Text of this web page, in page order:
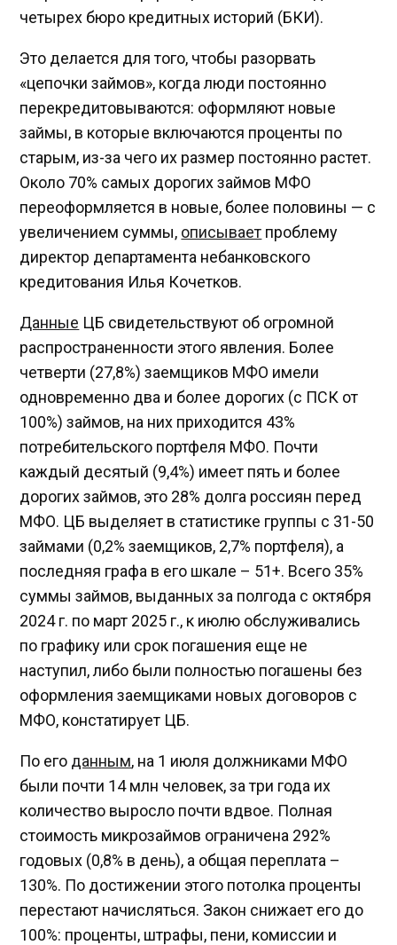
четырех бюро кредитных историй (БКИ).
Это делается для того, чтобы разорвать
«цепочки займов», когда люди постоянно
перекредитовываются: оформляют новые
займы, в которые включаются проценты по
старым, из-за чего их размер постоянно растет.
Около 70% самых дорогих займов МФО
переоформляется в новые, более половины — с
увеличением суммы, описывает проблему
директор департамента небанковского
кредитования Илья Кочетков.
Данные ЦБ свидетельствуют об огромной
распространенности этого явления. Более
четверти (27,8%) заемщиков МФО имели
одновременно два и более дорогих (с ПСК от
100%) займов, на них приходится 43%
потребительского портфеля МФО. Почти
каждый десятый (9,4%) имеет пять и более
дорогих займов, это 28% долга россиян перед
МФО. ЦБ выделяет в статистике группы с 31-50
займами (0,2% заемщиков, 2,7% портфеля), а
последняя графа в его шкале – 51+. Всего 35%
суммы займов, выданных за полгода с октября
2024 г. по март 2025 г., к июлю обслуживались
по графику или срок погашения еще не
наступил, либо были полностью погашены без
оформления заемщиками новых договоров с
МФО, констатирует ЦБ.
По его данным, на 1 июля должниками МФО
были почти 14 млн человек, за три года их
количество выросло почти вдвое. Полная
стоимость микрозаймов ограничена 292%
годовых (0,8% в день), а общая переплата –
130%. По достижении этого потолка проценты
перестают начисляться. Закон снижает его до
100%: проценты, штрафы, пени, комиссии и